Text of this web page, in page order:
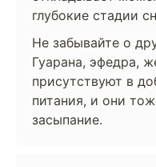
глубокие стадии
Не забывайте о
Гуарана, эфедра,
присутствуют в
питания, и они
засыпание.